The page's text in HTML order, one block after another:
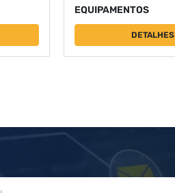
EQUIPAMENTOS
DETALHES